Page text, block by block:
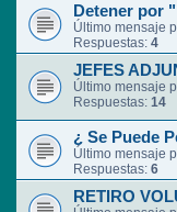
Detener por
Último mensaje
Respuestas: 4
JEFES
Último mensaje
Respuestas: 14
¿ Se Puede
Último mensaje
Respuestas: 6
RETIRO